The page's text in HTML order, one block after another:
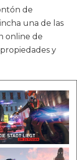
de
una de las
online de
y